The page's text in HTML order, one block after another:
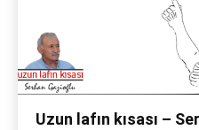
Uzun lafın kısası –